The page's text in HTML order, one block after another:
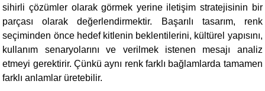
sihirli çözümler olarak görmek yerine iletişim stratejisinin bir
parçası olarak değerlendirmektir. Başarılı tasarım, renk
seçiminden önce hedef kitlenin beklentilerini, kültürel yapısını,
kullanım senaryolarını ve verilmek istenen mesajı analiz
etmeyi gerektirir. Çünkü aynı renk farklı bağlamlarda tamamen
farklı anlamlar üretebilir.